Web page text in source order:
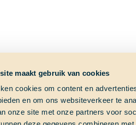
maakt gebruik van cookies
cookies om content en
en om ons websiteverkeer te
onze site met onze partners voor
vraag?